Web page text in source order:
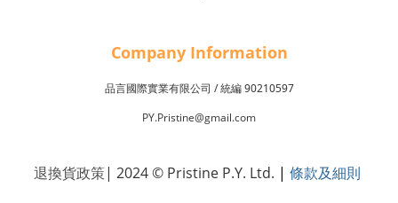
Company Information
品言國際實業有限公司 /統編90210597
PY.Pristine@gmail.com
退換貨政策| 2024 © Pristine P.Y. Ltd. | 條款及細則